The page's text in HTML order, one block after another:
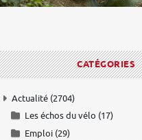
CATÉGORIES
Actualité (2704)
Les échos du vélo (17)
Emploi (29)